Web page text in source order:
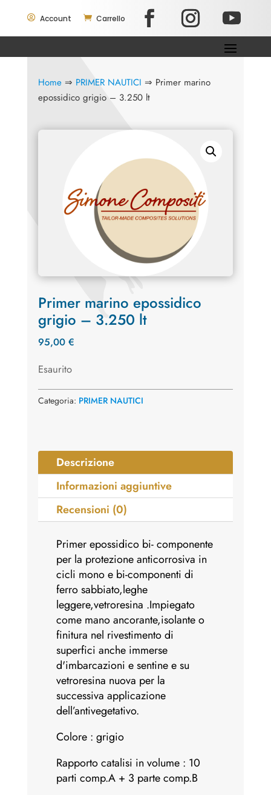
 Account  Carrello
Home⇒ PRIMER NAUTICI ⇒ Primer marino
epossidico grigio – 3.250 lt
Primer marino epossidico
grigio – 3.250 lt
95,00 €
Esaurito
Categoria: PRIMER NAUTICI
Descrizione
Informazioni aggiuntive
Recensioni (0)
Primer epossidico bi- componente
per la protezione anticorrosiva in
cicli mono e bi-componenti di
ferro sabbiato,leghe
leggere,vetroresina .Impiegato
come mano ancorante,isolante o
finitura nel rivestimento di
superfici anche immerse
d'imbarcazioni e sentine e su
vetroresina nuova per la
successiva applicazione
dell’antivegetativo.
Colore : grigio
Rapporto catalisi in volume : 10
parti comp.A + 3 parte comp.B